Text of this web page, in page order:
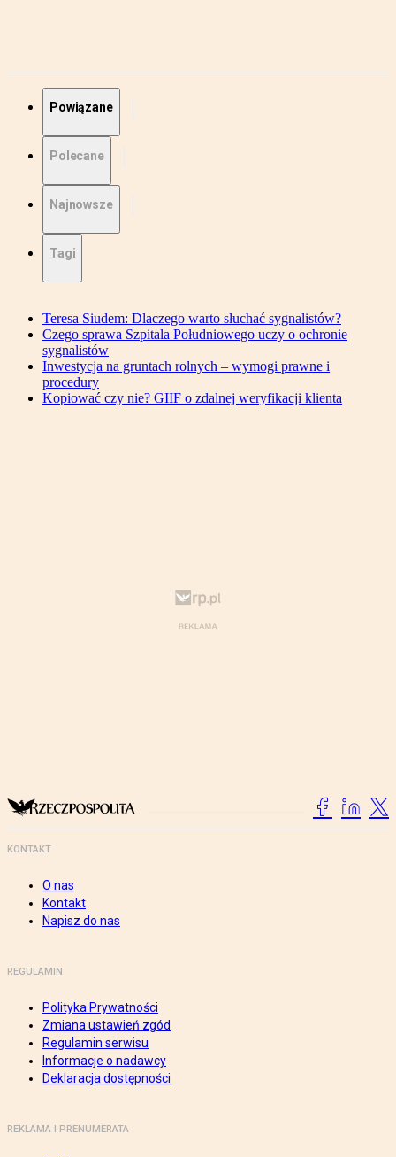
Powiązane
Polecane
Najnowsze
Tagi
Teresa Siudem: Dlaczego warto słuchać sygnalistów?
Czego sprawa Szpitala Południowego uczy o ochronie
sygnalistów
Inwestycja na gruntach rolnych – wymogi prawne i
procedury
Kopiować czy nie? GIIF o zdalnej weryfikacji klienta
KONTAKT
O nas
Kontakt
Napisz do nas
REGULAMIN
Polityka Prywatności
Zmiana ustawień zgód
Regulamin serwisu
Informacje o nadawcy
Deklaracja dostępności
REKLAMA I PRENUMERATA